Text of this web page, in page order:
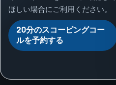
ほしい場合にご利用ください。
20分のスコーピングコー
ルを予約する